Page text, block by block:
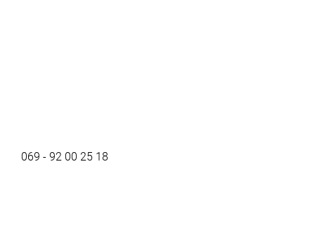
069 - 92 00 25 18